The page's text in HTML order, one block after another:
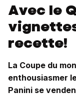
Avec le
recette!
La Coupe du
enthousiasmer
Panini se